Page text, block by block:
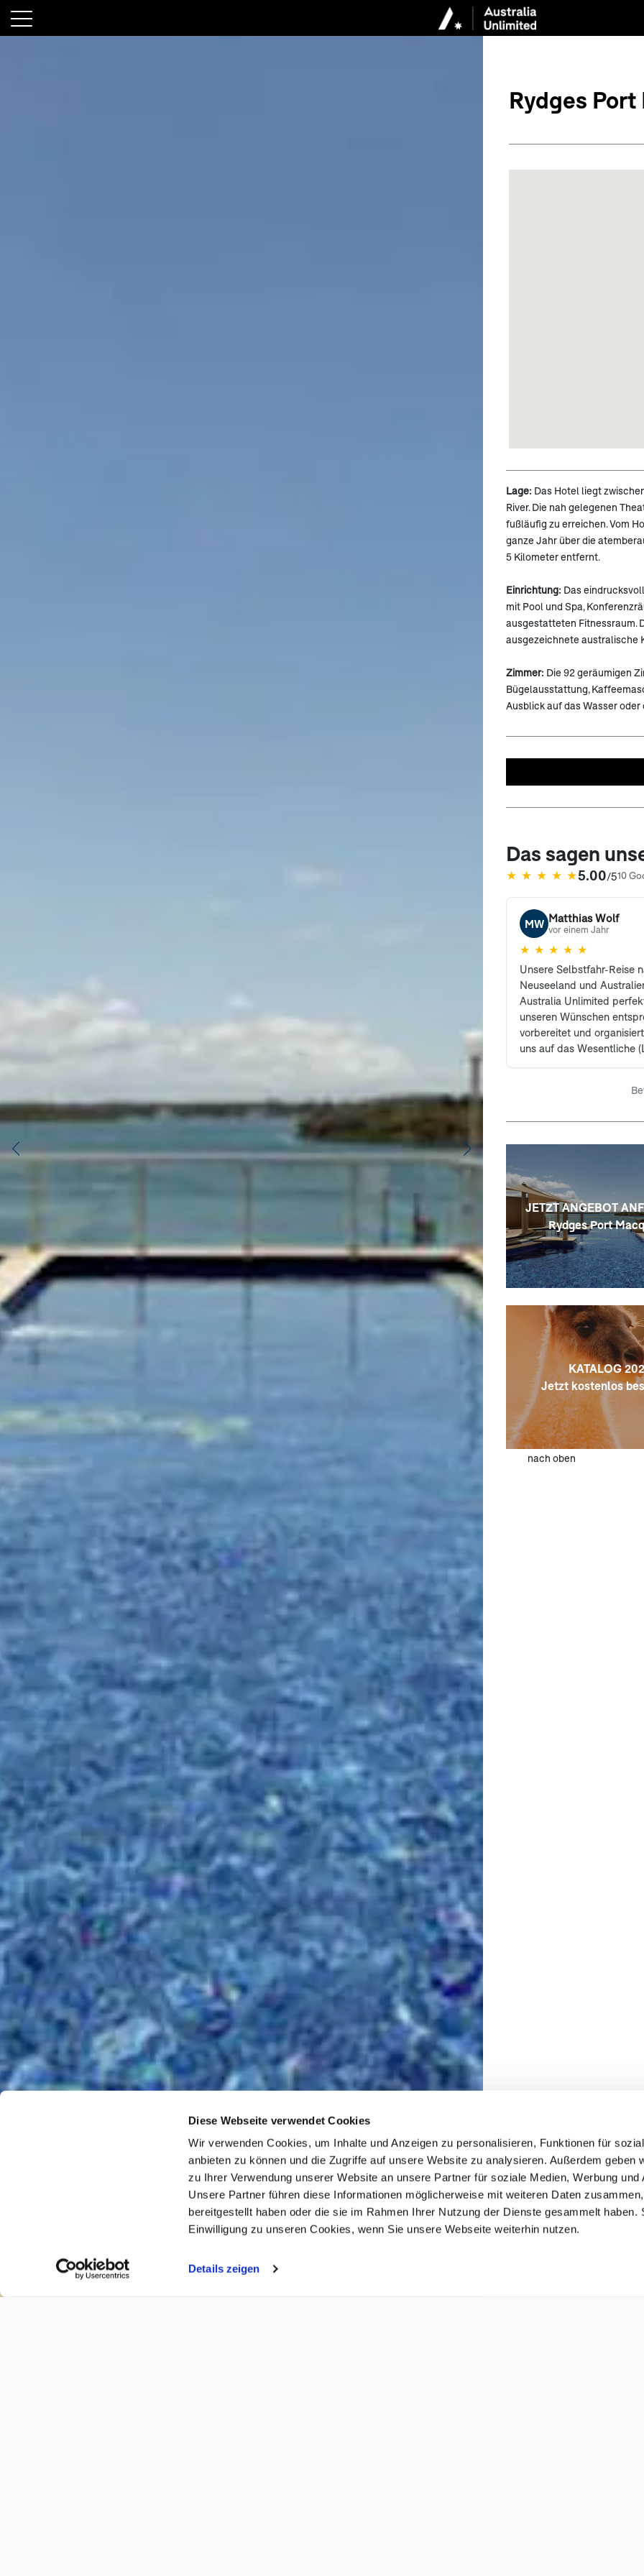
(öffnet in neuem Tab)
Diese Webseite verwendet Cookies
Wir verwenden Cookies, um Inhalte und Anzeigen zu personalisieren, Funktionen für
anbieten zu können und die Zugriffe auf unsere Website zu analysieren. Außerdem geben
zu Ihrer Verwendung unserer Website an unsere Partner für soziale Medien, Werbung und
Unsere Partner führen diese Informationen möglicherweise mit weiteren Daten
bereitgestellt haben oder die sie im Rahmen Ihrer Nutzung der Dienste gesammelt haben.
Einwilligung zu unseren Cookies, wenn Sie unsere Webseite weiterhin nutzen.
Details zeigen
Rydges
Lage: Das Hotel liegt
River. Die nah gelegenen
fußläufig zu erreichen. Vom
ganze Jahr über die
5 Kilometer entfernt.
Einrichtung: Das
mit Pool und Spa,
ausgestatteten Fitnessraum.
ausgezeichnete australische
Zimmer: Die92 geräumigen
Bügelausstattung,
Ausblick auf das Wasser oder
Das sagen
★ ★ ★ ★ ★5.00/510
(öffnet in neuem Tab)
MW Matthias Wolf
vor einem Jahr
★ ★ ★ ★ ★
Unsere Selbstfahr-Reise
Neuseeland und
Australia Unlimited
unseren Wünschen
vorbereitet und
uns auf das Wesentliche
stand uns Herr
nur weiterempfehlen.
JETZT ANGEBOT
Rydges Port
KATALOG
Jetzt kostenlos
nach oben